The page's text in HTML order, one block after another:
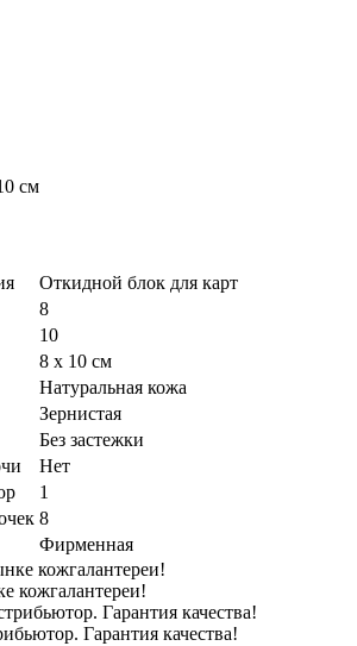
см
Откидной блок для карт
8
10
8 х 10 см
Натуральная кожа
Зернистая
Без застежки
Нет
1
8
Фирменная
кожгалантереи!
Гарантия качества!